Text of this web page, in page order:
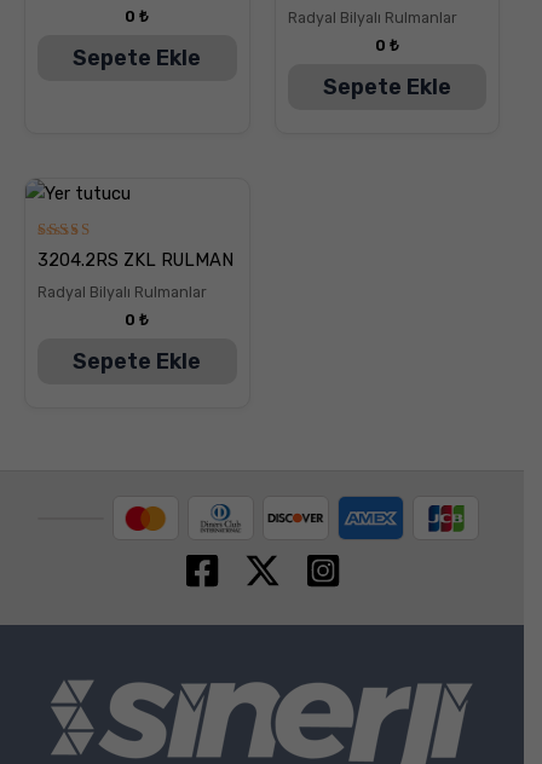
0₺
Sepete Ekle
Radyal Bilyalı Rulmanlar
0 ₺
Sepete Ekle
5
üzerinden
oy aldı
3204.2RS ZKL RULMAN
Radyal Bilyalı Rulmanlar
0₺
Sepete Ekle